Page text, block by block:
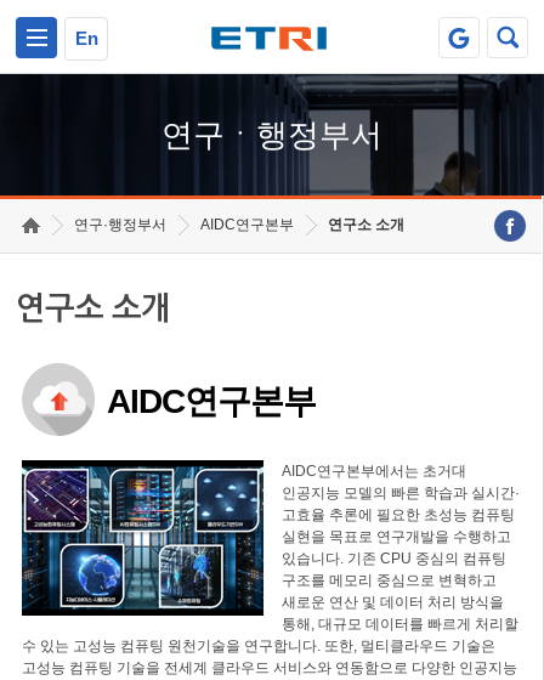
En
연구ㆍ행정부서
연구·행정부서 AIDC연구본부 연구소 소개
연구소 소개
AIDC연구본부
AIDC연구본부에서는 초거대
인공지능 모델의 빠른 학습과 실시간·
고효율 추론에 필요한 초성능 컴퓨팅
실현을 목표로 연구개발을 수행하고
있습니다. 기존 CPU 중심의 컴퓨팅
구조를 메모리 중심으로 변혁하고
새로운 연산 및 데이터 처리 방식을
통해, 대규모 데이터를 빠르게 처리할
수 있는 고성능 컴퓨팅 원천기술을 연구합니다. 또한, 멀티클라우드 기술은
고성능 컴퓨팅 기술을 전세계 클라우드 서비스와 연동함으로 다양한 인공지능